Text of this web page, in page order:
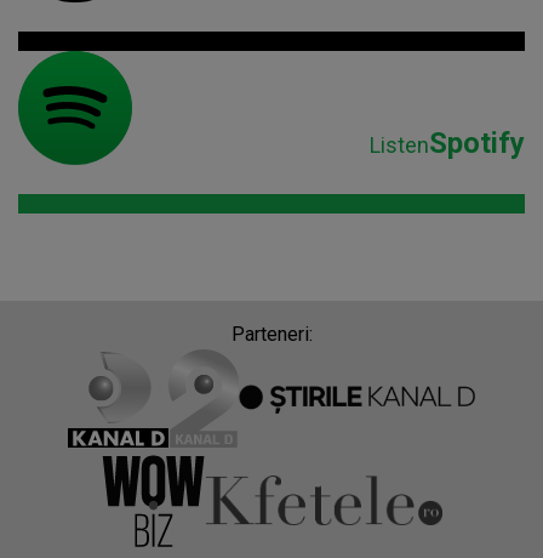
ListenSpotify
Parteneri: